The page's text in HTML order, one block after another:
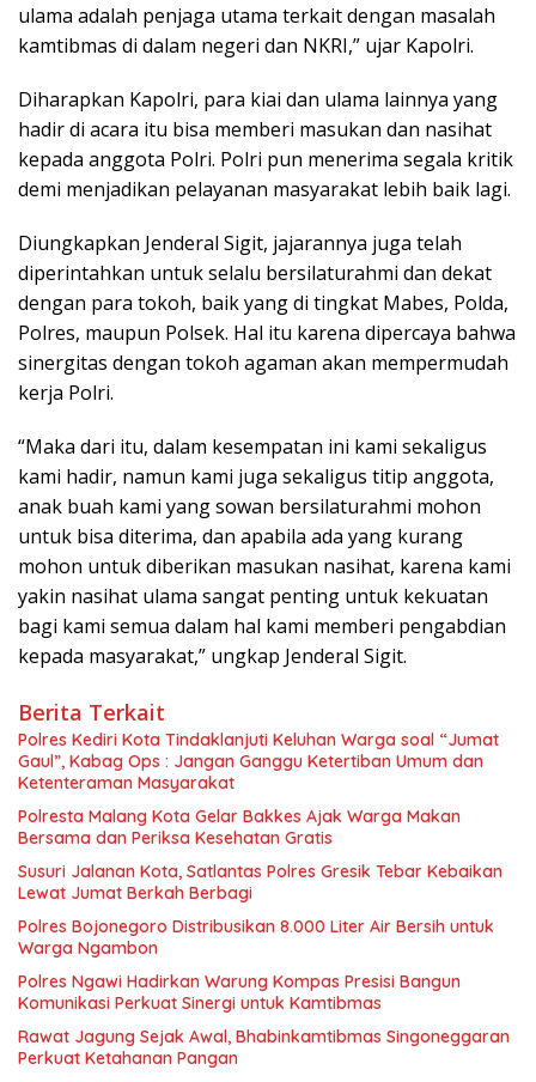
ulama adalah penjaga utama terkait dengan masalah
kamtibmas di dalam negeri dan NKRI,” ujar Kapolri.
Diharapkan Kapolri, para kiai dan ulama lainnya yang
hadir di acara itu bisa memberi masukan dan nasihat
kepada anggota Polri. Polri pun menerima segala kritik
demi menjadikan pelayanan masyarakat lebih baik lagi.
Diungkapkan Jenderal Sigit, jajarannya juga telah
diperintahkan untuk selalu bersilaturahmi dan dekat
dengan para tokoh, baik yang di tingkat Mabes, Polda,
Polres, maupun Polsek. Hal itu karena dipercaya bahwa
sinergitas dengan tokoh agaman akan mempermudah
kerja Polri.
“Maka dari itu, dalam kesempatan ini kami sekaligus
kami hadir, namun kami juga sekaligus titip anggota,
anak buah kami yang sowan bersilaturahmi mohon
untuk bisa diterima, dan apabila ada yang kurang
mohon untuk diberikan masukan nasihat, karena kami
yakin nasihat ulama sangat penting untuk kekuatan
bagi kami semua dalam hal kami memberi pengabdian
kepada masyarakat,” ungkap Jenderal Sigit.
Berita Terkait
Polres Kediri Kota Tindaklanjuti Keluhan Warga soal “Jumat
Gaul”, Kabag Ops : Jangan Ganggu Ketertiban Umum dan
Ketenteraman Masyarakat
Polresta Malang Kota Gelar Bakkes Ajak Warga Makan
Bersama dan Periksa Kesehatan Gratis
Susuri Jalanan Kota, Satlantas Polres Gresik Tebar Kebaikan
Lewat Jumat Berkah Berbagi
Polres Bojonegoro Distribusikan 8.000 Liter Air Bersih untuk
Warga Ngambon
Polres Ngawi Hadirkan Warung Kompas Presisi Bangun
Komunikasi Perkuat Sinergi untuk Kamtibmas
Rawat Jagung Sejak Awal, Bhabinkamtibmas Singoneggaran
Perkuat Ketahanan Pangan